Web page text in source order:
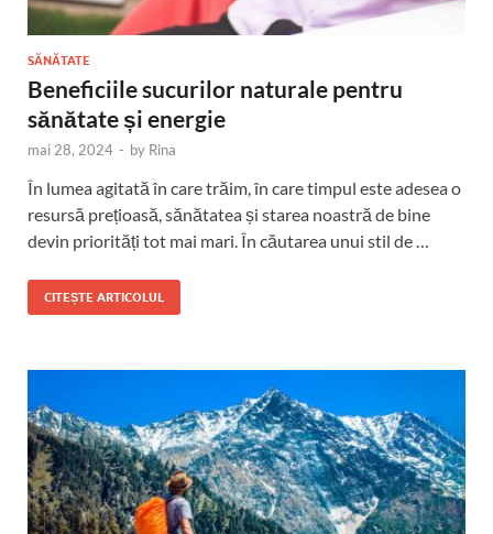
SĂNĂTATE
Beneficiile sucurilor naturale pentru
sănătate și energie
mai 28, 2024 - by Rina
În lumea agitată în care trăim, în care timpul este adesea o
resursă prețioasă, sănătatea și starea noastră de bine
devin priorități tot mai mari. În căutarea unui stil de …
CITEȘTE ARTICOLUL